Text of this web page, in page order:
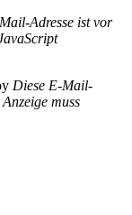
Adresse ist vor
Diese E-Mail-
muss